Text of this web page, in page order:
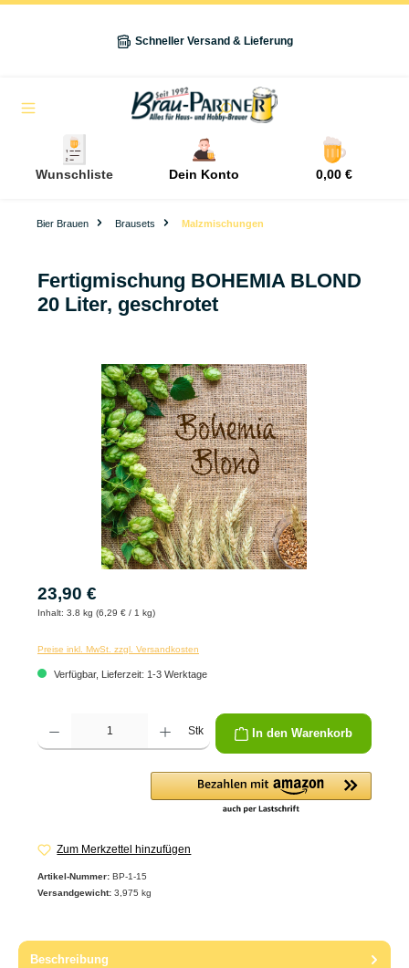
Schneller Versand & Lieferung
Wunschliste Dein Konto 0,00 €
Bier Brauen Brausets Malzmischungen
Fertigmischung BOHEMIA BLOND
20 Liter, geschrotet
Bildergalerie überspringen
23,90 €
Inhalt: 3.8 kg (6,29 € / 1 kg)
Preise inkl. MwSt. zzgl. Versandkosten
Verfügbar, Lieferzeit: 1-3 Werktage
Produkt Anzahl: Gib den gewünschten Wert ein oder benutze die Schaltflächen um
Stk In den Warenkorb
Zum Merkzettel hinzufügen
Artikel-Nummer: BP-1-15
Versandgewicht: 3,975 kg
Beschreibung